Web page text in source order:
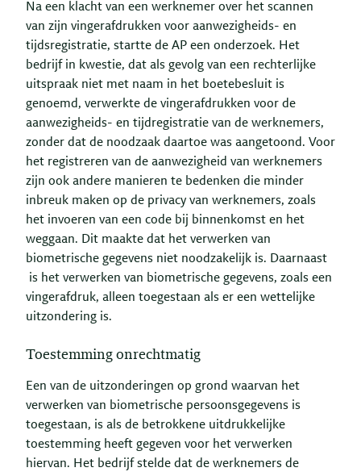
Na een klacht van een werknemer over het scannen
van zijn vingerafdrukken voor aanwezigheids- en
tijdsregistratie, startte de AP een onderzoek. Het
bedrijf in kwestie, dat als gevolg van een rechterlijke
uitspraak niet met naam in het boetebesluit is
genoemd, verwerkte de vingerafdrukken voor de
aanwezigheids- en tijdregistratie van de werknemers,
zonder dat de noodzaak daartoe was aangetoond. Voor
het registreren van de aanwezigheid van werknemers
zijn ook andere manieren te bedenken die minder
inbreuk maken op de privacy van werknemers, zoals
het invoeren van een code bij binnenkomst en het
weggaan. Dit maakte dat het verwerken van
biometrische gegevens niet noodzakelijk is. Daarnaast
is het verwerken van biometrische gegevens, zoals een
vingerafdruk, alleen toegestaan als er een wettelijke
uitzondering is.
Toestemming onrechtmatig
Een van de uitzonderingen op grond waarvan het
verwerken van biometrische persoonsgegevens is
toegestaan, is als de betrokkene uitdrukkelijke
toestemming heeft gegeven voor het verwerken
hiervan. Het bedrijf stelde dat de werknemers de